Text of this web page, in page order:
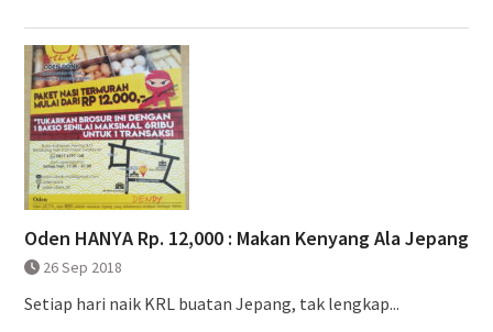
Oden HANYA Rp. 12,000 : Makan Kenyang Ala Jepang
26 Sep 2018
Setiap hari naik KRL buatan Jepang, tak lengkap...